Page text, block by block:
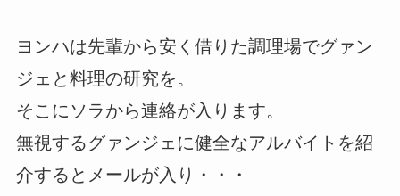
ヨンハは先輩から安く借りた調理場でグァン
ジェと料理の研究を。
そこにソラから連絡が入ります。
無視するグァンジェに健全なアルバイトを紹
介するとメールが入り・・・